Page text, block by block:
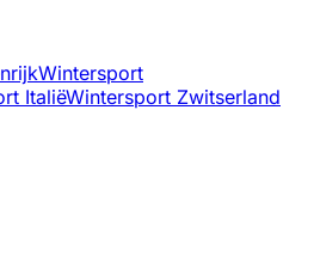
Wintersport
ItaliëWintersport Zwitserland